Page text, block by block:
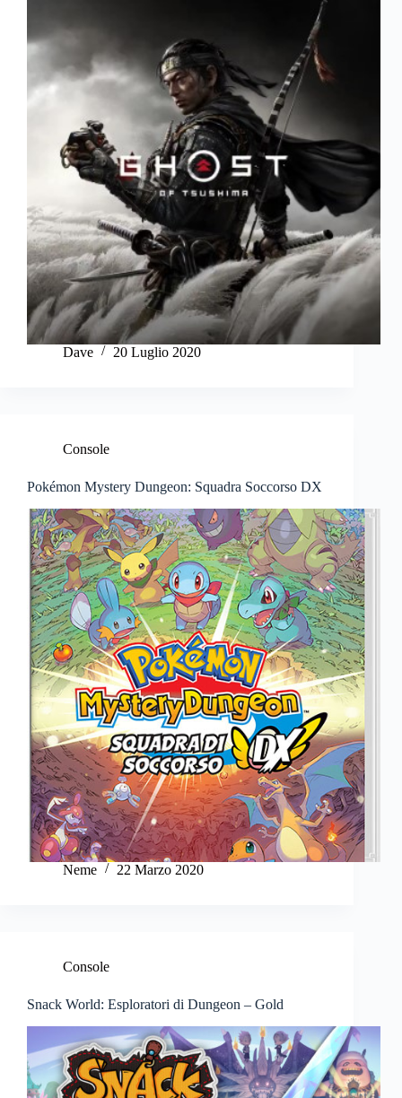
Dave 20 Luglio 2020
Console
Pokémon Mystery Dungeon: Squadra Soccorso DX
Neme 22 Marzo 2020
Console
Snack World: Esploratori di Dungeon – Gold